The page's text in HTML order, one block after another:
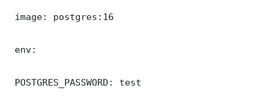
image: postgres:16
env:
POSTGRES_PASSWORD: test